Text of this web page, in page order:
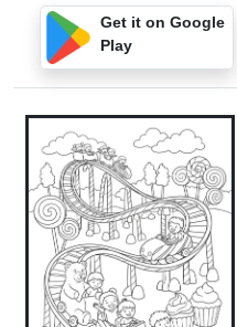
Get it on Google
Play